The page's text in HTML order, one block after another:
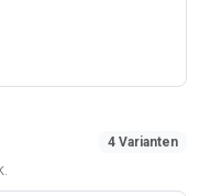
4 Varianten